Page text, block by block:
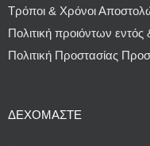
Τρόποι & Χρόνοι
Πολιτική προιόντων
Πολιτική Προστασίας
ΔΕΧΌΜΑΣΤΕ